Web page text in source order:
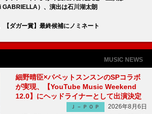
）、演出は石川湖太朗
【ダガー賞】最終候補にノミネート
MUSIC NEWS
細野晴臣×パペットスンスンのSPコラボ
が実現、【YouTube Music Weekend
12.0】にヘッドライナーとして出演決定
Ｊ－ＰＯＰ
2026年8月6日